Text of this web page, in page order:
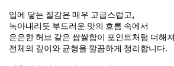
입에 닿는 질감은 매우 고급스럽고,
녹아내리듯 부드러운 맛의 흐름 속에서
은은한 허브 같은 쌉쌀함이 포인트처럼 더해져
전체의 깊이와 균형을 깔끔하게 정리합니다.